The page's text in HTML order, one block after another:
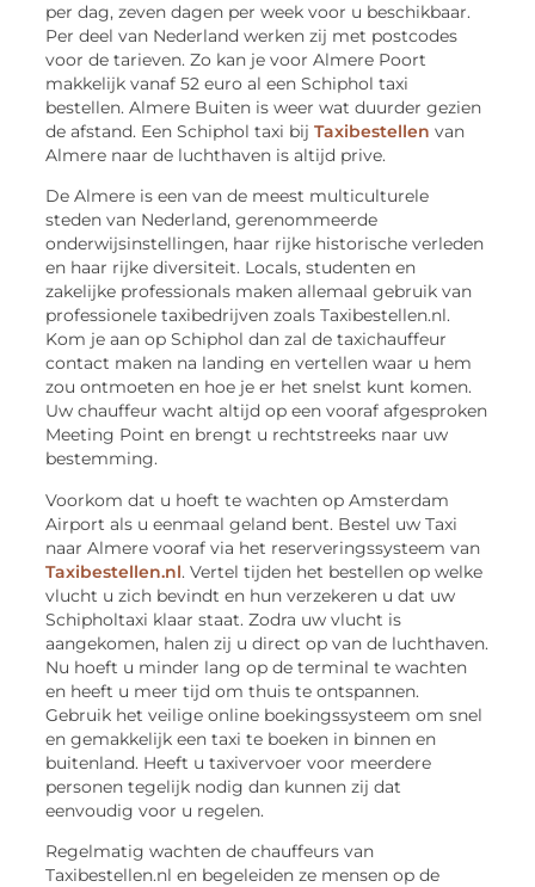
per dag, zeven dagen per week voor u beschikbaar.
Per deel van Nederland werken zij met postcodes
voor de tarieven. Zo kan je voor Almere Poort
makkelijk vanaf 52 euro al een Schiphol taxi
bestellen. Almere Buiten is weer wat duurder gezien
de afstand. Een Schiphol taxi bijTaxibestellen van
Almere naar de luchthaven is altijd prive.
De Almere is een van de meest multiculturele
steden van Nederland, gerenommeerde
onderwijsinstellingen, haar rijke historische verleden
en haar rijke diversiteit. Locals, studenten en
zakelijke professionals maken allemaal gebruik van
professionele taxibedrijven zoals Taxibestellen.nl.
Kom je aan op Schiphol dan zal de taxichauffeur
contact maken na landing en vertellen waar u hem
zou ontmoeten en hoe je er het snelst kunt komen.
Uw chauffeur wacht altijd op een vooraf afgesproken
Meeting Point en brengt u rechtstreeks naar uw
bestemming.
Voorkom dat u hoeft te wachten op Amsterdam
Airport als u eenmaal geland bent. Bestel uw Taxi
naar Almere vooraf via het reserveringssysteem van
Taxibestellen.nl. Vertel tijden het bestellen op welke
vlucht u zich bevindt en hun verzekeren u dat uw
Schipholtaxi klaar staat. Zodra uw vlucht is
aangekomen, halen zij u direct op van de luchthaven.
Nu hoeft u minder lang op de terminal te wachten
en heeft u meer tijd om thuis te ontspannen.
Gebruik het ​​veilige online boekingssysteem om snel
en gemakkelijk een taxi te boeken in binnen en
buitenland. Heeft u taxivervoer voor meerdere
personen tegelijk nodig dan kunnen zij dat
eenvoudig voor u regelen.
Regelmatig wachten de chauffeurs van
Taxibestellen.nl en begeleiden ze mensen op de